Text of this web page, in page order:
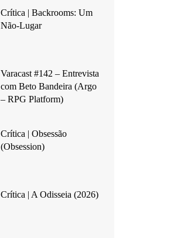
Crítica | Backrooms: Um
Não-Lugar
Varacast #142 – Entrevista
com Beto Bandeira (Argo
– RPG Platform)
Crítica | Obsessão
(Obsession)
Crítica | A Odisseia (2026)